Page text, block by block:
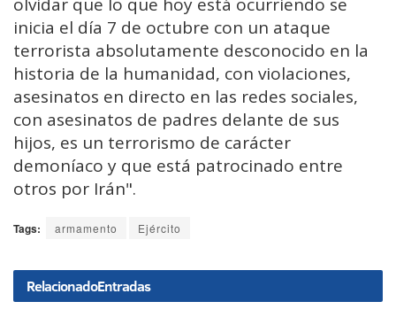
olvidar que lo que hoy está ocurriendo se
inicia el día 7 de octubre con un ataque
terrorista absolutamente desconocido en la
historia de la humanidad, con violaciones,
asesinatos en directo en las redes sociales,
con asesinatos de padres delante de sus
hijos, es un terrorismo de carácter
demoníaco y que está patrocinado entre
otros por Irán".
Tags: armamento Ejército
RelacionadoEntradas